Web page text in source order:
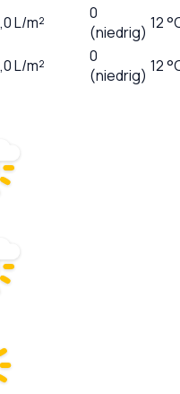
L/m²
0
(niedrig) 12
L/m²
0
(niedrig) 12